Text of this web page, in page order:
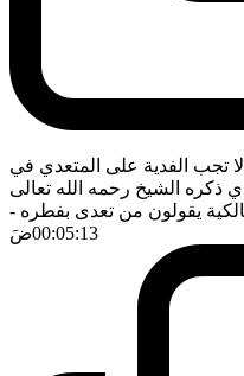
لا تجب الفدية على المتعدي في
ذكره الشيخ رحمه الله تعالى
يقولون من تعدى بفطره -
00:05:13ضَ